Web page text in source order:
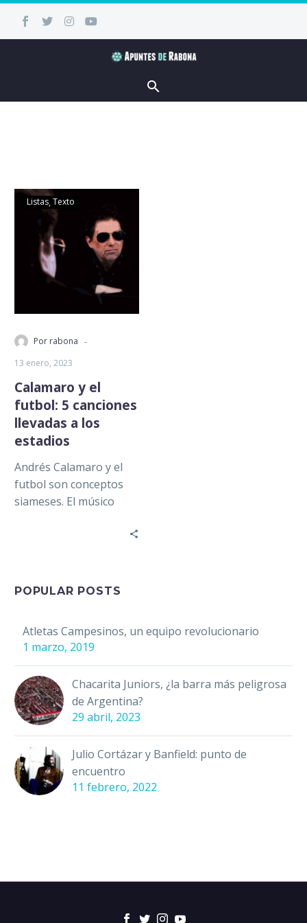
Listas Texto
Por rabona -
13 enero, 2023
Calamaro y el
futbol: 5 canciones
llevadas a los
estadios
Andrés Calamaro y el
futbol son conceptos
siameses. El músico
POPULAR POSTS
Atletas Campesinos, un equipo revolucionario
1 marzo, 2019
Chacarita Juniors, ¿la barra más peligrosa
de Argentina?
29 abril, 2023
Julio Cortázar y Banfield: punto de
encuentro
11 febrero, 2022